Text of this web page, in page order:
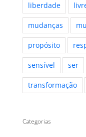
liberdade
mudanças
propósito
sensível ser
transformação
Categorias